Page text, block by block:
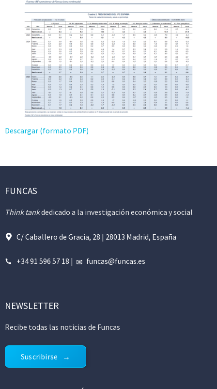
Descargar (formato PDF)
FUNCAS
Think tankdedicado a la investigación económica y social
C/ Caballero de Gracia, 28 | 28013 Madrid, España
+34 91 596 57 18 | funcas@funcas.es
NEWSLETTER
Recibe todas las noticias de Funcas
Suscribirse